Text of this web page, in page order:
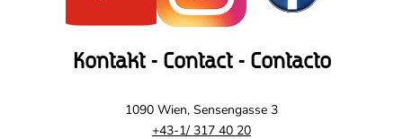
Kontakt - Contact - Contacto
1090 Wien, Sensengasse 3
+43-1/ 317 40 20